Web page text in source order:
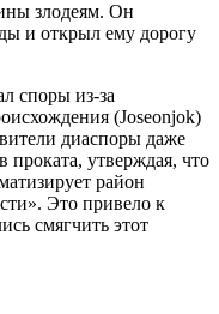
злодеям. Он
и открыл ему дорогу
споры из-за
(Joseonjok)
диаспоры даже
проката, утверждая, что
район
Это привело к
смягчить этот